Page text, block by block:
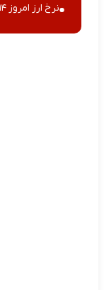
نرخ ارز امروز ۱۴ مرداد اعلام شد؛ دلار و یورو چند؟